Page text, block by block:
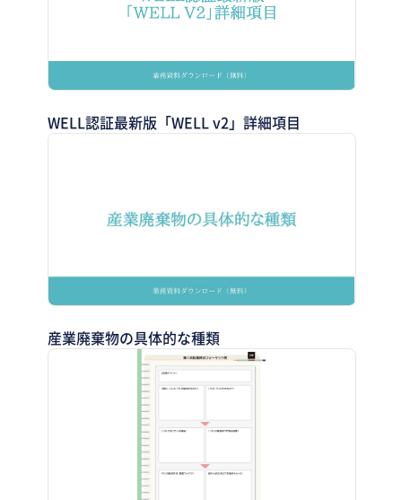
WELL認証最新版「WELL v2」詳細項目
産業廃棄物の具体的な種類